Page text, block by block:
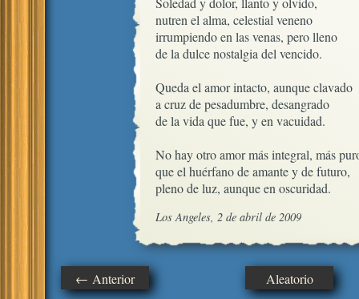
nutren el alma, celestial veneno
irrumpiendo en las venas, pero lleno
de la dulce nostalgia del vencido.
Queda el amor intacto, aunque clavado
a cruz de pesadumbre, desangrado
de la vida que fue, y en vacuidad.
No hay otro amor más integral, más
que el huérfano de amante y de futuro,
pleno de luz, aunque en oscuridad.
Los Angeles, 2 de abril de 2009
← Anterior Aleatorio